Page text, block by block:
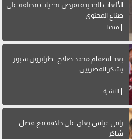
الألعاب الجديدة تفرض تحديات مختلفة على
صناع المحتوى
ميديا
بعد انضمام محمد صلاح.. طرابزون سبور
يشكر المصريين
النشرة
رامي عياش يعلق على خلافه مع فضل
شاكر